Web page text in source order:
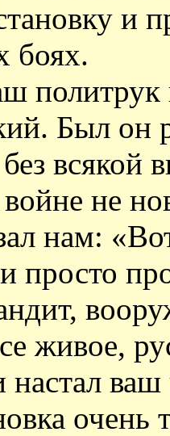
и
боях.
Был он
всякой
не
нам:
просто
живое,
ваш
очень